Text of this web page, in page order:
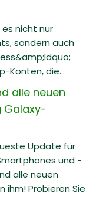
nicht nur
sondern auch
Konten, die...
alle neuen
Galaxy-
Update für
und -
alle neuen
ihm! Probieren Sie